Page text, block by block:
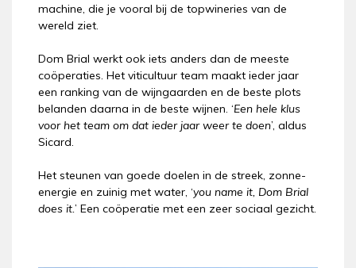
machine, die je vooral bij de topwineries van de
wereld ziet.
Dom Brial werkt ook iets anders dan de meeste
coöperaties. Het viticultuur team maakt ieder jaar
een ranking van de wijngaarden en de beste plots
belanden daarna in de beste wijnen. ‘Een hele klus
voor het team om dat ieder jaar weer te doen’, aldus
Sicard.
Het steunen van goede doelen in de streek, zonne-
energie en zuinig met water, ‘you name it, Dom Brial
does it.’ Een coöperatie met een zeer sociaal gezicht.